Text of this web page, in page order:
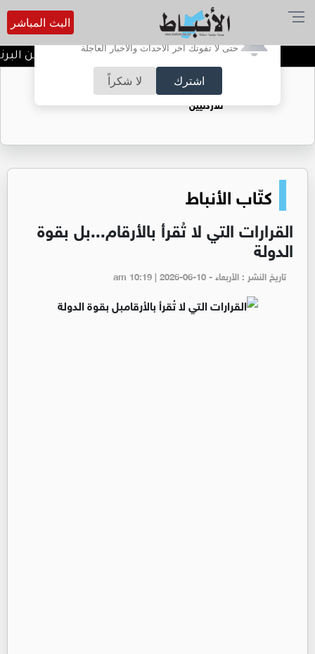
أترغب في تفعيل الإشعارات؟
حتى لا تفوتك آخر الأحداث والأخبار العاجلة
اشترك لا شكراً
البث المباشر
ندوة تعاين التراث الأردني ضمن
حقل الريشة حين يتحول الغاز إلى فرص عمل
للأردنيين
كتّاب الأنباط
القرارات التي لا تُقرأ بالأرقام...بل بقوة
الدولة
تاريخ النشر : الأربعاء - am 10:19 | 2026-06-10